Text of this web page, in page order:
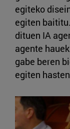
egiteko
egiten
dituen IA
agente
gabe beren
egiten